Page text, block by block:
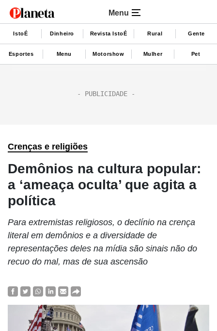
Menu
IstoÉ Dinheiro Revista IstoÉ Rural Gente
Esportes Menu Motorshow Mulher Pet
Crenças e religiões
Demônios na cultura popular:
a ‘ameaça oculta’ que agita a
política
Para extremistas religiosos, o declínio na crença
literal em demônios e a diversidade de
representações deles na mídia são sinais não do
recuo do mal, mas de sua ascensão